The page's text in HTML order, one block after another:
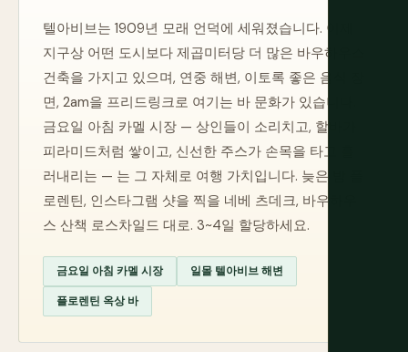
텔아비브는 1909년 모래 언덕에 세워졌습니다. 이제
지구상 어떤 도시보다 제곱미터당 더 많은 바우하우스
건축을 가지고 있으며, 연중 해변, 이토록 좋은 음식 장
면, 2am을 프리드링크로 여기는 바 문화가 있습니다.
금요일 아침 카멜 시장 — 상인들이 소리치고, 할바가
피라미드처럼 쌓이고, 신선한 주스가 손목을 타고 흘
러내리는 — 는 그 자체로 여행 가치입니다. 늦은 밤 플
로렌틴, 인스타그램 샷을 찍을 네베 츠데크, 바우하우
스 산책 로스차일드 대로. 3~4일 할당하세요.
금요일 아침 카멜 시장 일몰 텔아비브 해변
플로렌틴 옥상 바